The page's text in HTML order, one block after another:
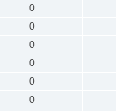
0
0
0
0
0
0